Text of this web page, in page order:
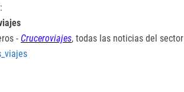
- Cruceroviajes, todas las noticias del sector